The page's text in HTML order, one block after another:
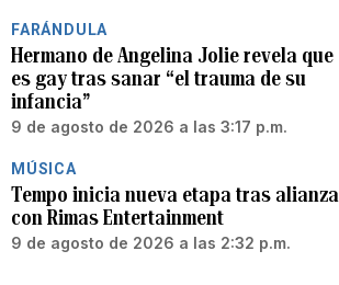
FARÁNDULA
Hermano de Angelina Jolie revela que
es gay tras sanar “el trauma de su
infancia”
9 de agosto de 2026 a las 3:17 p.m.
MÚSICA
Tempo inicia nueva etapa tras alianza
con Rimas Entertainment
9 de agosto de 2026 a las 2:32 p.m.